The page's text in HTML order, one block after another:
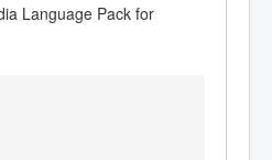
Language Pack for